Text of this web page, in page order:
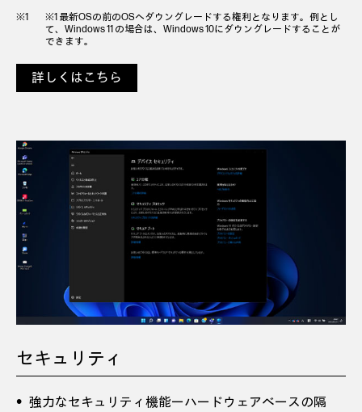
※1 最新OSの前のOSへダウングレードする権利となります。例とし
て、Windows 11 の場合は、Windows 10にダウングレードすることが
できます。
詳しくはこちら
セキュリティ
強力なセキュリティ機能ーハードウェアベースの隔